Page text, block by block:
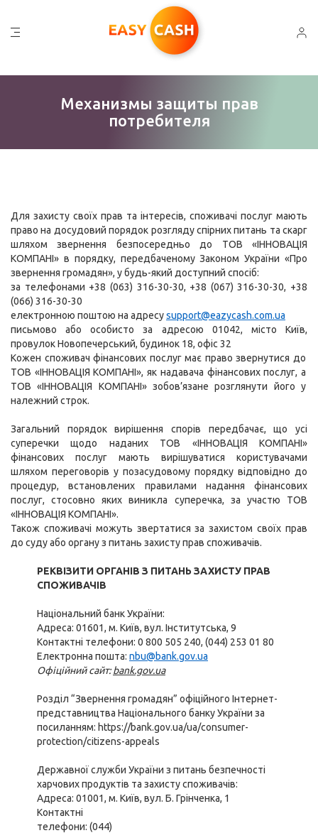
Механизмы защиты прав
потребителя
Для захисту своїх прав та інтересів, споживачі послуг мають
право на досудовий порядок розгляду спірних питань та скарг
шляхом звернення безпосередньо до ТОВ «ІННОВАЦІЯ
КОМПАНІ» в порядку, передбаченому Законом України «Про
звернення громадян», у будь-який доступний спосіб:
за телефонами +38 (063) 316-30-30, +38 (067) 316-30-30, +38
(066) 316-30-30
електронною поштою на адресуsupport@eazycash.com.ua
письмово або особисто за адресою 01042, місто Київ,
провулок Новопечерський, будинок 18, офіс 32
Кожен споживач фінансових послуг має право звернутися до
ТОВ «ІННОВАЦІЯ КОМПАНІ», як надавача фінансових послуг, а
ТОВ «ІННОВАЦІЯ КОМПАНІ» зобов’язане розглянути його у
належний строк.
Загальний порядок вирішення спорів передбачає, що усі
суперечки щодо наданих ТОВ «ІННОВАЦІЯ КОМПАНІ»
фінансових послуг мають вирішуватися користувачами
шляхом переговорів у позасудовому порядку відповідно до
процедур, встановлених правилами надання фінансових
послуг, стосовно яких виникла суперечка, за участю ТОВ
«ІННОВАЦІЯ КОМПАНІ».
Також споживачі можуть звертатися за захистом своїх прав
до суду або органу з питань захисту прав споживачів.
РЕКВІЗИТИ ОРГАНІВ З ПИТАНЬ ЗАХИСТУ ПРАВ
СПОЖИВАЧІВ
Національний банк України:
Адреса: 01601, м. Київ, вул. Інститутська, 9
Контактні телефони: 0 800 505 240, (044) 253 01 80
Електронна пошта: nbu@bank.gov.ua
Офіційний сайт:bank.gov.ua
Розділ “Звернення громадян” офіційного Інтернет-
представництва Національного банку України за
посиланням: https://bank.gov.ua/ua/consumer-
protection/citizens-appeals
Державної служби України з питань безпечності
харчових продуктів та захисту споживачів:
Адреса: 01001, м. Київ, вул. Б. Грінченка, 1
Контактні
телефони: (044)